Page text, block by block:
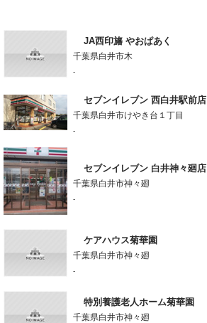
JA西印旛 やおぱあく
千葉県白井市木
-
セブンイレブン 西白井駅前店
千葉県白井市けやき台１丁目
-
セブンイレブン 白井神々廻店
千葉県白井市神々廻
-
ケアハウス菊華園
千葉県白井市神々廻
-
特別養護老人ホーム菊華園
千葉県白井市神々廻